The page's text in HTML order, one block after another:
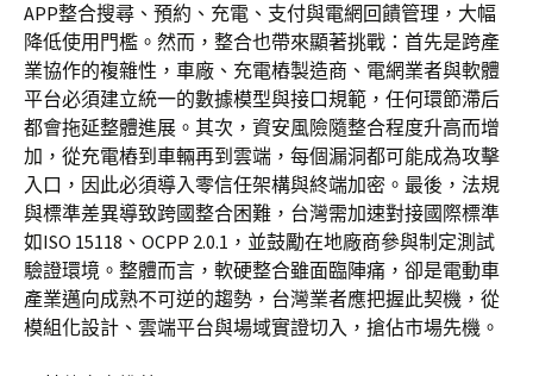
APP整合搜尋、預約、充電、支付與電網回饋管理，大幅
降低使用門檻。然而，整合也帶來顯著挑戰：首先是跨產
業協作的複雜性，車廠、充電樁製造商、電網業者與軟體
平台必須建立統一的數據模型與接口規範，任何環節滯后
都會拖延整體進展。其次，資安風險隨整合程度升高而增
加，從充電樁到車輛再到雲端，每個漏洞都可能成為攻擊
入口，因此必須導入零信任架構與終端加密。最後，法規
與標準差異導致跨國整合困難，台灣需加速對接國際標準
如ISO 15118、OCPP 2.0.1，並鼓勵在地廠商參與制定測試
驗證環境。整體而言，軟硬整合雖面臨陣痛，卻是電動車
產業邁向成熟不可逆的趨勢，台灣業者應把握此契機，從
模組化設計、雲端平台與場域實證切入，搶佔市場先機。